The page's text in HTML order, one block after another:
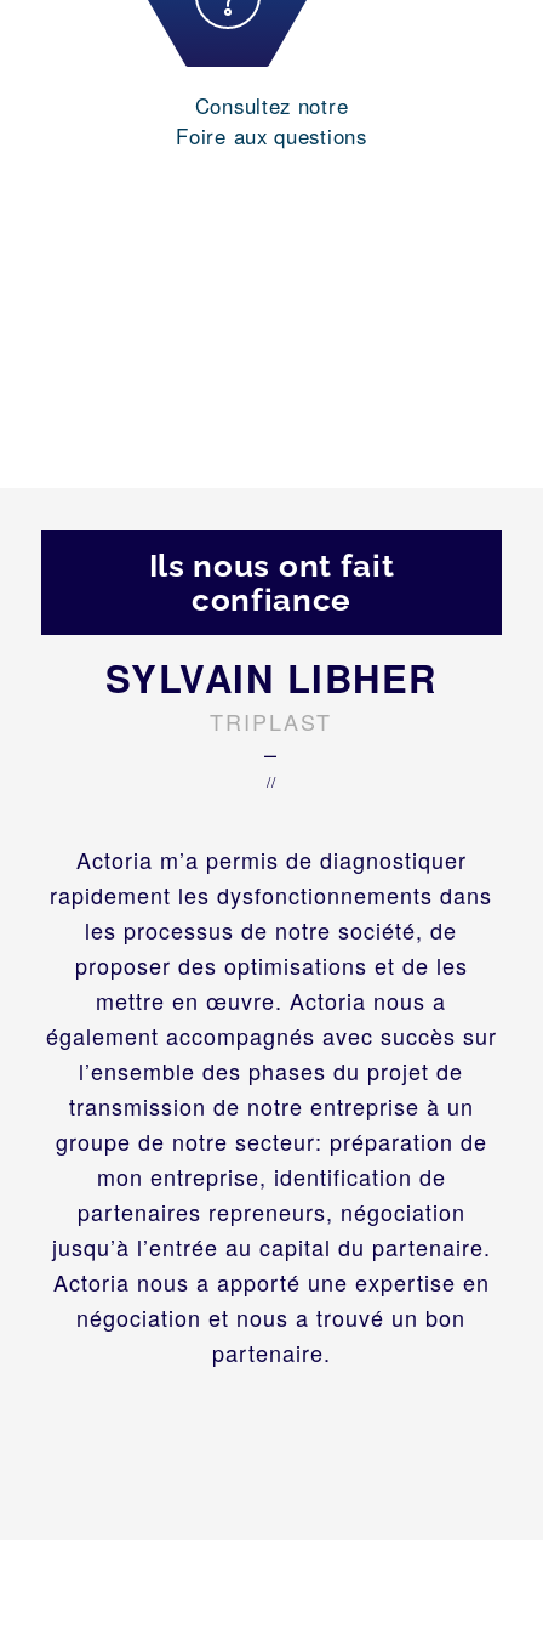
Consultez notre
Foire aux questions
Ils nous ont fait
confiance
Actoria m’a permis de diagnostiquer
rapidement les dysfonctionnements dans
les processus de notre société, de
proposer des optimisations et de les
mettre en œuvre. Actoria nous a
également accompagnés avec succès sur
l’ensemble des phases du projet de
transmission de notre entreprise à un
groupe de notre secteur: préparation de
mon entreprise, identification de
partenaires repreneurs, négociation
jusqu’à l’entrée au capital du partenaire.
Actoria nous a apporté une expertise en
négociation et nous a trouvé un bon
partenaire.
SYLVAIN LIBHER
TRIPLAST
–
//